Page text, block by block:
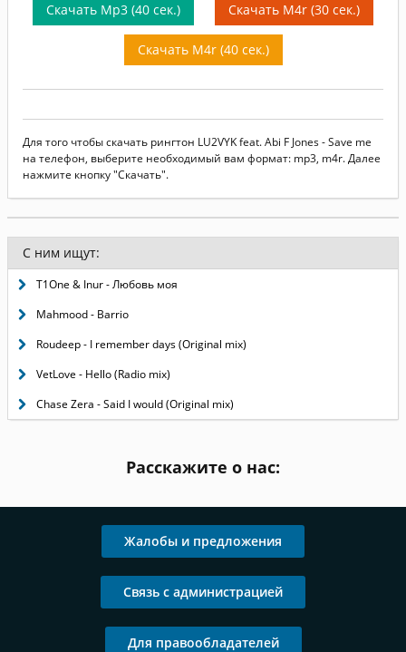
Скачать Mp3 (40 сек.) Скачать M4r (30 сек.)
Скачать M4r (40 сек.)
Для того чтобы скачать рингтон LU2VYK feat. Abi F Jones - Save me
на телефон, выберите необходимый вам формат: mp3, m4r. Далее
нажмите кнопку "Скачать".
С ним ищут:
T1One & Inur - Любовь моя
Mahmood - Barrio
Roudeep - I remember days (Original mix)
VetLove - Hello (Radio mix)
Chase Zera - Said I would (Original mix)
Расскажите о нас:
Жалобы и предложения
Связь с администрацией
Для правообладателей